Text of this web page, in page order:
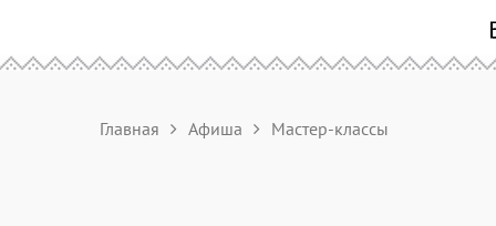
Главная Афиша Мастер-классы